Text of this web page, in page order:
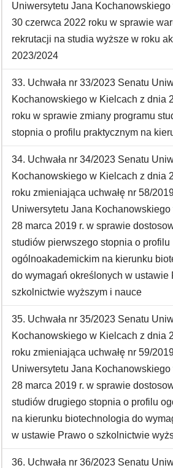
Uniwersytetu Jana
30 czerwca 2022 roku w sprawie
rekrutacji na studia wyższe w roku
2023/2024
33. Uchwała nr 33/2023 Senatu
Kochanowskiego w Kielcach z dnia
roku w sprawie zmiany programu
stopnia o profilu praktycznym na
34. Uchwała nr 34/2023 Senatu
Kochanowskiego w Kielcach z dnia
roku zmieniająca uchwałę nr 58/
Uniwersytetu Jana
28 marca 2019 r. w sprawie
studiów pierwszego stopnia o profilu
ogólnoakademickim na kierunku
do wymagań określonych w ustawie
szkolnictwie wyższym i nauce
35. Uchwała nr 35/2023 Senatu
Kochanowskiego w Kielcach z dnia
roku zmieniająca uchwałę nr 59/
Uniwersytetu Jana
28 marca 2019 r. w sprawie
studiów drugiego stopnia o profilu
na kierunku biotechnologia do
w ustawie Prawo o szkolnictwie
36. Uchwała nr 36/2023 Senatu